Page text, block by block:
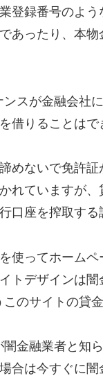
登録番号のよ
あったり、本
ンスが金融会社
借りることはで
めないで免許
れていますが
口座を搾取する
使ってホーム
トデザインは
このサイトの貸
闇金融業者と知
合は今すぐに